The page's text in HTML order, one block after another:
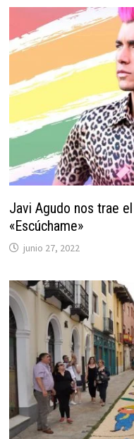
Javi Agudo nos trae
«Escúchame»
junio 27, 2022